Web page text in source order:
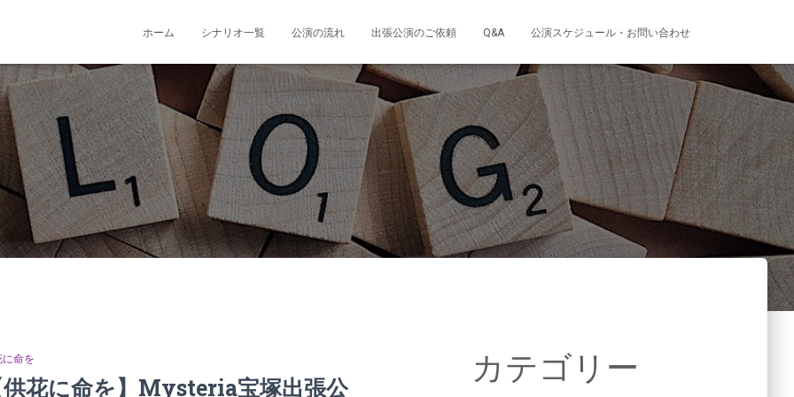
ホーム シナリオ一覧 公演の流れ 出張公演のご依頼 Q&A 公演スケジュール・お問い合わせ
に命を
花に命を】Mysteria宝塚出張公
カテゴリー